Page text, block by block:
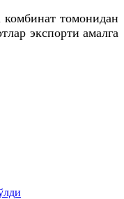
томонидан
экспорти амалга